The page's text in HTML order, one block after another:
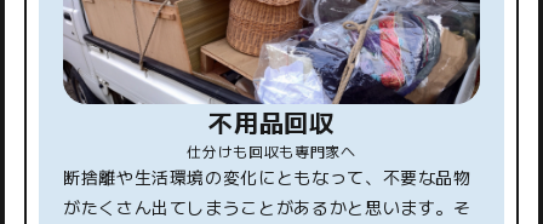
不用品回収
仕分けも回収も専門家へ
断捨離や生活環境の変化にともなって、不要な品物
がたくさん出てしまうことがあるかと思います。そ